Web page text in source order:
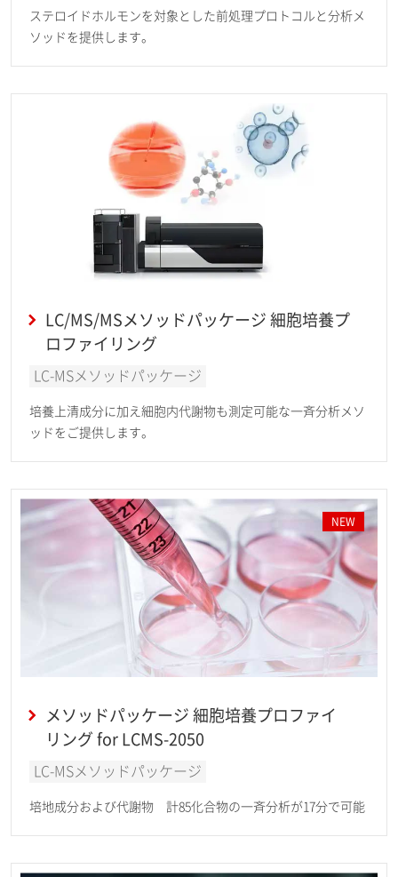
ステロイドホルモンを対象とした前処理プロトコルと分析メ
ソッドを提供します。
LC/MS/MSメソッドパッケージ 細胞培養プ
ロファイリング
LC-MSメソッドパッケージ
培養上清成分に加え細胞内代謝物も測定可能な一斉分析メソ
ッドをご提供します。
NEW
メソッドパッケージ 細胞培養プロファイ
リング for LCMS-2050
LC-MSメソッドパッケージ
培地成分および代謝物 計85化合物の一斉分析が17分で可能